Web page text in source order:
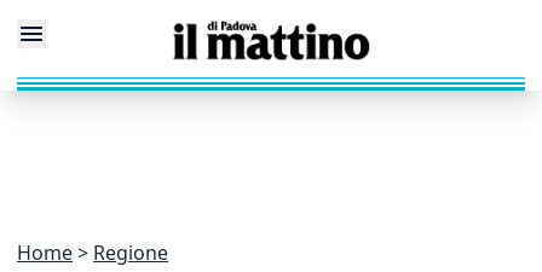
Home Regione